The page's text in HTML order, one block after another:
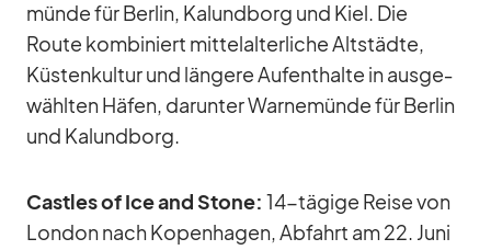
münde für Ber­lin, Kalund­borg und Kiel. Die
Route kom­bi­niert mit­tel­al­ter­li­che Alt­städte,
Küs­ten­kul­tur und län­gere Auf­ent­halte in aus­ge­
wähl­ten Hä­fen, dar­un­ter War­ne­münde für Ber­lin
und Kalund­borg.
Cast­les of Ice and Stone: 14-tä­gige Reise von
Lon­don nach Ko­pen­ha­gen, Ab­fahrt am 22. Juni